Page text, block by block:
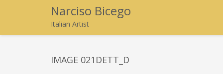
Narciso Bicego
Italian Artist
IMAGE 021DETT_D